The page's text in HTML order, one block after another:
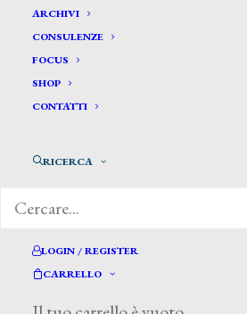
ARCHIVI
CONSULENZE
FOCUS
SHOP
CONTATTI
RICERCA
LOGIN / REGISTER
CARRELLO
De Stefani Carmelo